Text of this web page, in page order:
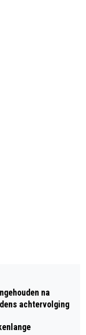
VOOR
21 JUNI
ZWAAIT
na
achtervolging